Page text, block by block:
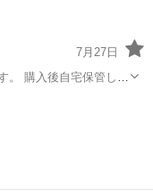
7月27日
購入後自宅保管して